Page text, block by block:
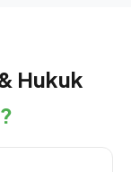
Hukuk